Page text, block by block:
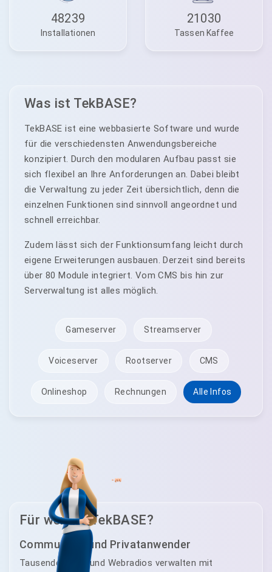
48239
Installationen
21030
Tassen Kaffee
Was ist TekBASE?
TekBASE ist eine webbasierte Software und wurde
für die verschiedensten Anwendungsbereiche
konzipiert. Durch den modularen Aufbau passt sie
sich flexibel an Ihre Anforderungen an. Dabei bleibt
die Verwaltung zu jeder Zeit übersichtlich, denn die
einzelnen Funktionen sind sinnvoll angeordnet und
schnell erreichbar.
Zudem lässt sich der Funktionsumfang leicht durch
eigene Erweiterungen ausbauen. Derzeit sind bereits
über 80 Module integriert. Vom CMS bis hin zur
Serverwaltung ist alles möglich.
Gameserver Streamserver
Voiceserver Rootserver CMS
Onlineshop Rechnungen Alle Infos
Für wen ist TekBASE?
Communitys und Privatanwender
Tausende Clans und Webradios verwalten mit